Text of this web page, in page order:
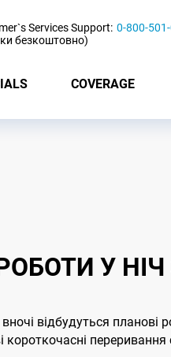
Services Support:
безкоштовно)
0-800-
COVERAGE
У
відбудуться
короткочасні